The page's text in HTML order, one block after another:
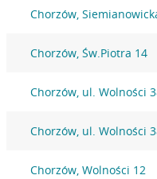
Chorzów,
Chorzów, Św.Piotra 14
Chorzów, ul. Wolności
Chorzów, ul. Wolności
Chorzów, Wolności 12